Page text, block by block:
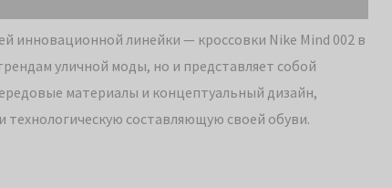
инновационной линейки — кроссовки Nike Mind 002 в
уличной моды, но и представляет собой
материалы и концептуальный дизайн,
составляющую своей обуви.